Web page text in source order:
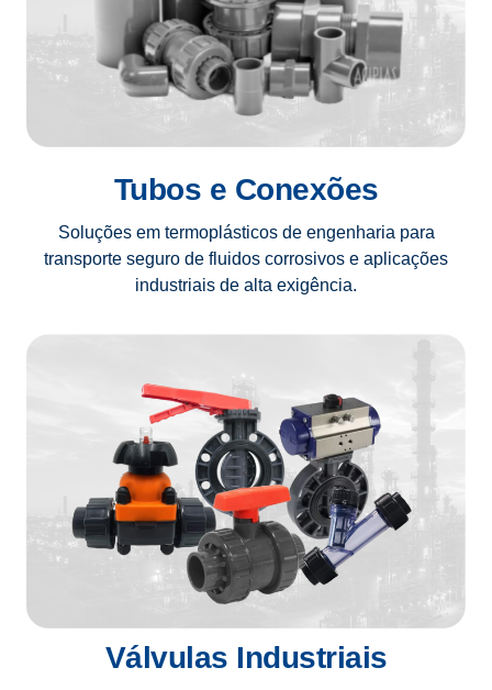
Tubos e Conexões
Soluções em termoplásticos de engenharia para
transporte seguro de fluidos corrosivos e aplicações
industriais de alta exigência.
Válvulas Industriais